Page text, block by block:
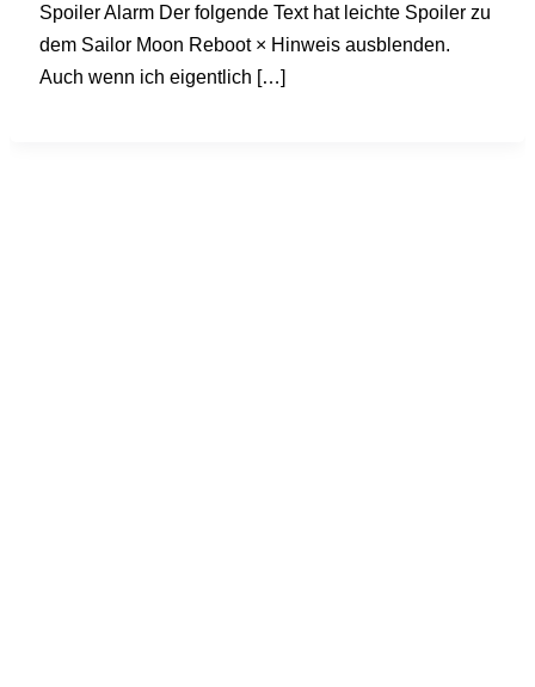
Spoiler Alarm Der folgende Text hat leichte Spoiler zu
dem Sailor Moon Reboot × Hinweis ausblenden.
Auch wenn ich eigentlich […]